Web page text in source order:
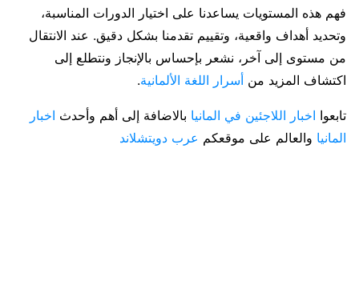
فهم هذه المستويات يساعدنا على اختيار الدورات المناسبة،
وتحديد أهداف واقعية، وتقييم تقدمنا بشكل دقيق. عند الانتقال
من مستوى إلى آخر، نشعر بإحساس بالإنجاز ونتطلع إلى
اكتشاف المزيد من أسرار اللغة الألمانية.
تابعوا اخبار اللاجئين في المانيا بالاضافة إلى أهم وأحدث اخبار
المانيا والعالم على موقعكم عرب دويتشلاند